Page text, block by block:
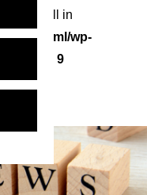
on null in
wp-
9